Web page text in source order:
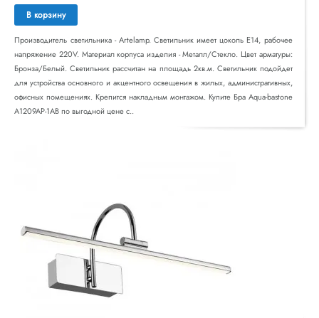
В корзину
Производитель светильника - Artelamp. Светильник имеет цоколь E14, рабочее
напряжение 220V. Материал корпуса изделия - Металл/Стекло. Цвет арматуры:
Бронза/Белый. Светильник рассчитан на площадь 2кв.м. Светильник подойдет
для устройства основного и акцентного освещения в жилых, административных,
офисных помещениях. Крепится накладным монтажом. Купите Бра Aqua-bastone
A1209AP-1AB по выгодной цене с..